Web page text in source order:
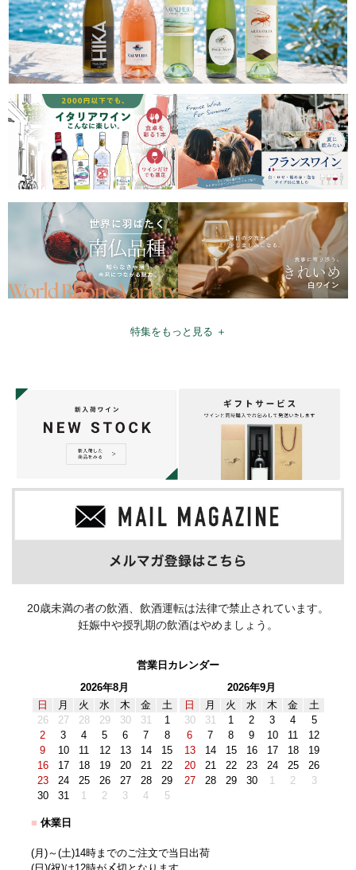
特集をもっと見る ＋
20歳未満の者の飲酒、飲酒運転は法律で禁止されています。
妊娠中や授乳期の飲酒はやめましょう。
営業日カレンダー
2026年8月
日
月 火 水 木 金
土
26
27 28 29 30 31
1
2
3 4 5 6 7
8
9
10 11 12 13 14
15
16
17 18 19 20 21
22
23
24 25 26 27 28
29
30
31 1 2 3 4 5
2026年9月
日
月 火 水 木 金
土
30
31 1 2 3 4
5
6
7 8 9 10 11
12
13
14 15 16 17 18
19
20
21 22 23 24 25
26
27
28 29 30 1 2 3
■ 休業日
(月)～(土)14時までのご注文で当日出荷